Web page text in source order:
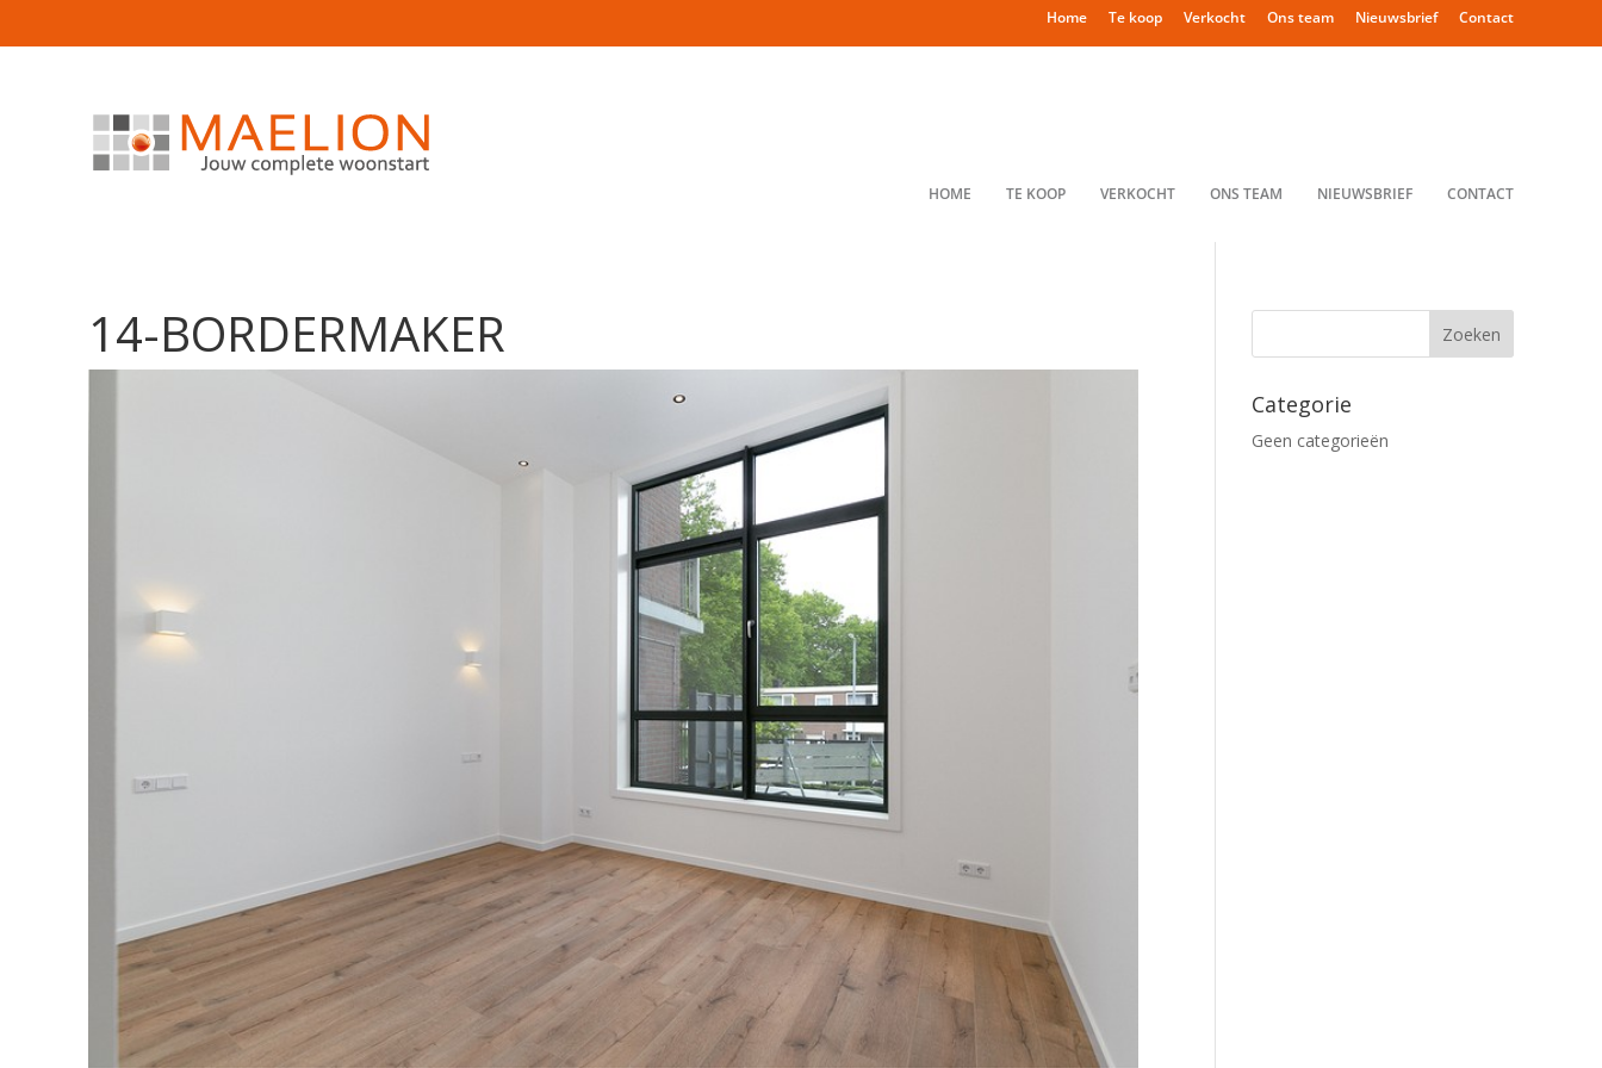
Home Te koop Verkocht Ons team Nieuwsbrief Contact
HOME TE KOOP VERKOCHT ONS TEAM NIEUWSBRIEF CONTACT
14-BORDERMAKER
Categorie
Geen categorieën